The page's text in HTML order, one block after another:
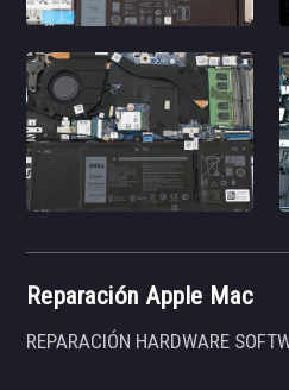
Reparación Apple Mac
REPARACIÓN HARDWARE